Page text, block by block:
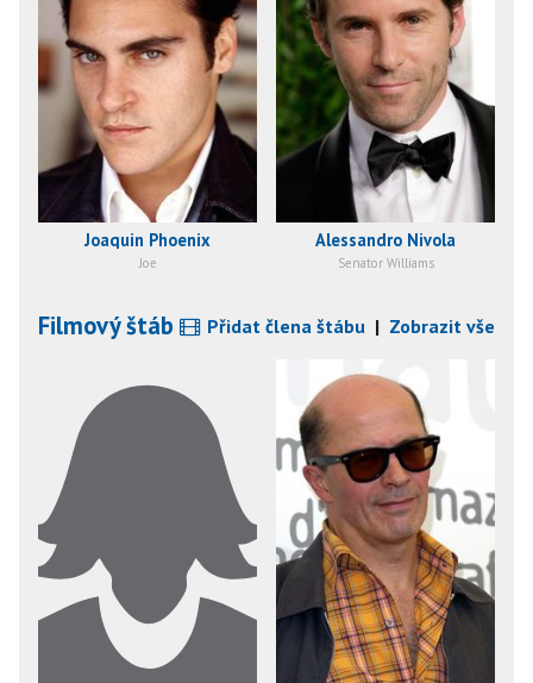
Joaquin Phoenix
Joe
Alessandro Nivola
Senator Williams
Filmový štáb Přidat člena štábu | Zobrazit vše